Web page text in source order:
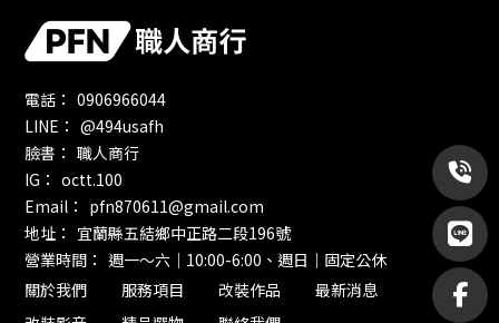
@494usafh
0906966044
週一～六｜10:00-6:00、週日｜固定公休
宜蘭縣五結鄉中正路二段196號
pfn870611@gmail.com
職人商行
octt.100
關於我們 服務項目 改裝作品
最新消息